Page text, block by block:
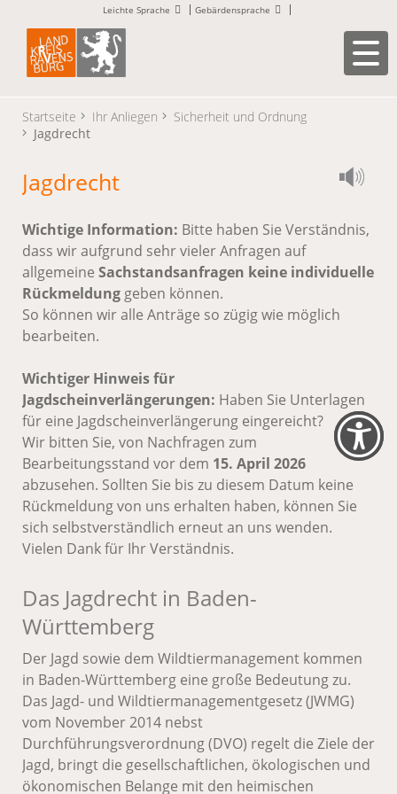
Leichte Sprache Gebärdensprache
Startseite Ihr Anliegen
Sicherheit und Ordnung
Jagdrecht
Jagdrecht
Wichtige Information: Bitte haben Sie Verständnis,
dass wir aufgrund sehr vieler Anfragen auf
allgemeine Sachstandsanfragen keine individuelle
Rückmeldung geben können.
So können wir alle Anträge so zügig wie möglich
bearbeiten.
Wichtiger Hinweis für
Jagdscheinverlängerungen: Haben Sie Unterlagen
für eine Jagdscheinverlängerung eingereicht?
Wir bitten Sie, von Nachfragen zum
Bearbeitungsstand vor dem 15. April 2026
abzusehen. Sollten Sie bis zu diesem Datum keine
Rückmeldung von uns erhalten haben, können Sie
sich selbstverständlich erneut an uns wenden.
Vielen Dank für Ihr Verständnis.
Das Jagdrecht in Baden-
Württemberg
Der Jagd sowie dem Wildtiermanagement kommen
in Baden-Württemberg eine große Bedeutung zu.
Das Jagd- und Wildtiermanagementgesetz (JWMG)
vom November 2014 nebst
Durchführungsverordnung (DVO) regelt die Ziele der
Jagd, bringt die gesellschaftlichen, ökologischen und
ökonomischen Belange mit den heimischen